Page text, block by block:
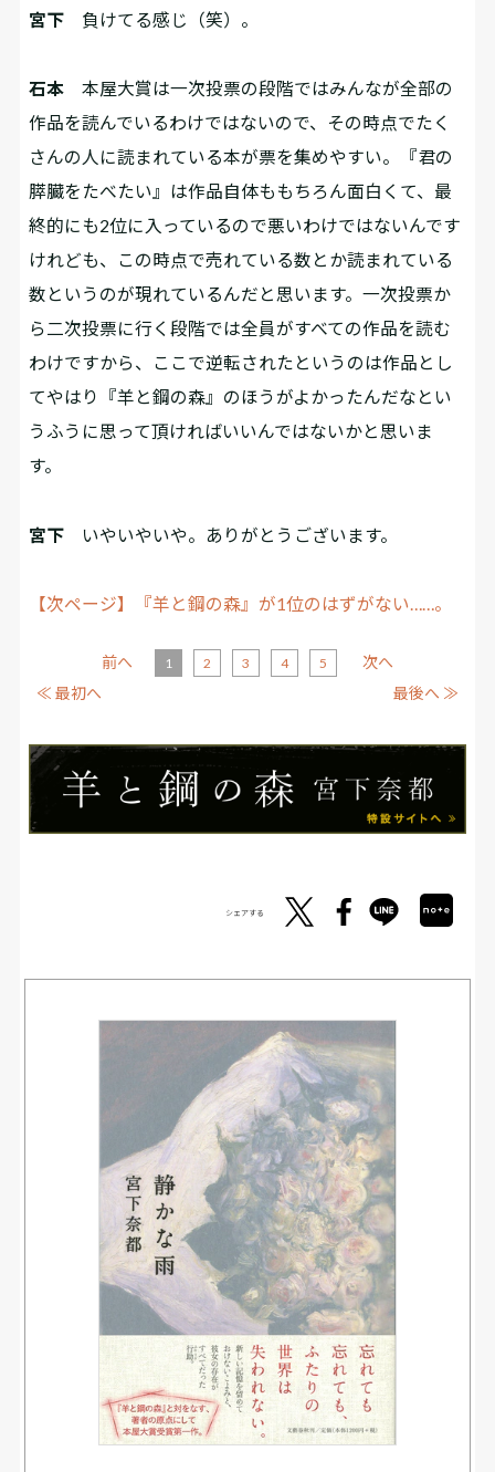
宮下 負けてる感じ（笑）。
石本 本屋大賞は一次投票の段階ではみんなが全部の
作品を読んでいるわけではないので、その時点でたく
さんの人に読まれている本が票を集めやすい。『君の
膵臓をたべたい』は作品自体ももちろん面白くて、最
終的にも2位に入っているので悪いわけではないんです
けれども、この時点で売れている数とか読まれている
数というのが現れているんだと思います。一次投票か
ら二次投票に行く段階では全員がすべての作品を読む
わけですから、ここで逆転されたというのは作品とし
てやはり『羊と鋼の森』のほうがよかったんだなとい
うふうに思って頂ければいいんではないかと思いま
す。
宮下 いやいやいや。ありがとうございます。
【次ページ】『羊と鋼の森』が1位のはずがない……。
≪ 最初へ
前へ 1 2 3 4 5
次へ
最後へ ≫
シェアする